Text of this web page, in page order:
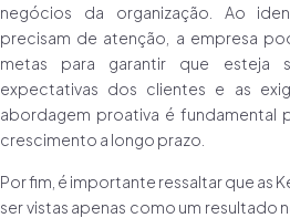
negócios da organização. Ao
precisam de atenção, a empresa
metas para garantir que esteja
expectativas dos clientes e as
abordagem proativa é fundamental
crescimento a longo prazo.
Por fim, é importante ressaltar que as
ser vistas apenas como um resultado